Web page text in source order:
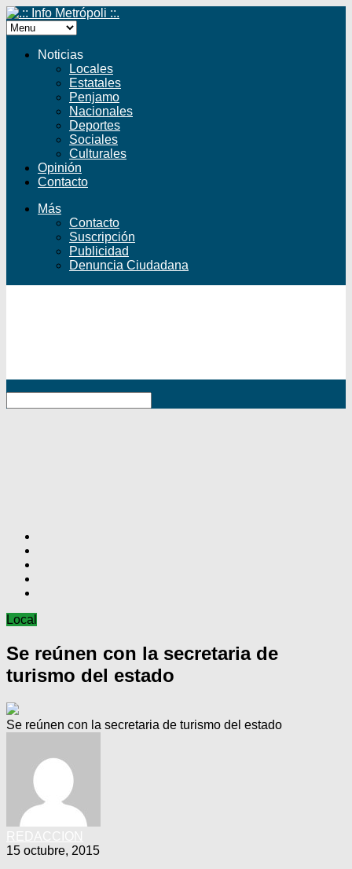
Noticias
Locales
Estatales
Penjamo
Nacionales
Deportes
Sociales
Culturales
Opinión
Contacto
Más
Contacto
Suscripción
Publicidad
Denuncia Ciudadana
Local
Se reúnen con la secretaria de
turismo del estado
Se reúnen con la secretaria de turismo del estado
15 octubre, 2015